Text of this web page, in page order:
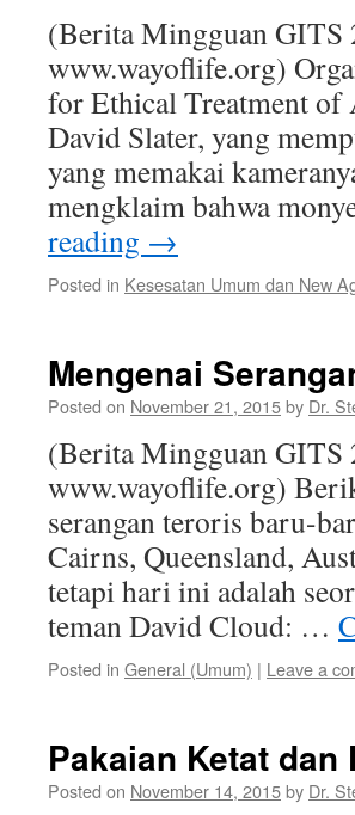
(Berita Mingguan GITS
www.wayoflife.org)
for Ethical Treatment of
David Slater, yang
yang memakai
mengklaim bahwa
reading →
Posted in Kesesatan Umum dan New
Mengenai
Posted on November 21, 2015by Dr.
(Berita Mingguan GITS
www.wayoflife.org)
serangan teroris baru-
Cairns, Queensland,
tetapi hari ini adalah
teman David Cloud: …
Posted in General (Umum) | Leave a
Pakaian Ketat
Posted on November 14, 2015by Dr.